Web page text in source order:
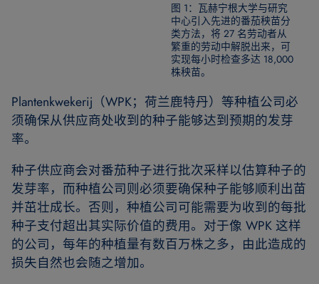
图 1：瓦赫宁根大学与研究
中心引入先进的番茄秧苗分
类方法，将 27 名劳动者从
繁重的劳动中解脱出来，可
实现每小时检查多达 18,000
株秧苗。
Plantenkwekerij（WPK；荷兰鹿特丹）等种植公司必
须确保从供应商处收到的种子能够达到预期的发芽
率。
种子供应商会对番茄种子进行批次采样以估算种子的
发芽率，而种植公司则必须要确保种子能够顺利出苗
并茁壮成长。否则，种植公司可能需要为收到的每批
种子支付超出其实际价值的费用。对于像 WPK 这样
的公司，每年的种植量有数百万株之多，由此造成的
损失自然也会随之增加。